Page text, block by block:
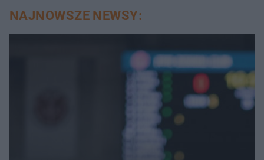
NAJNOWSZE NEWSY: